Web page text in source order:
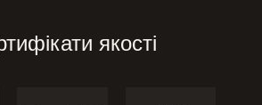
якості